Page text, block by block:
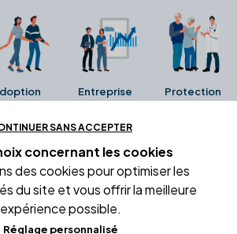
Entreprise Protection
directement de la fiche Google
notarial. Ils n'ont ni été collectés ni
vérifiés par Alexia.fr.
SANS ACCEPTER
concernant les cookies
des cookies pour optimiser les
du site et vous offrir la meilleure
expérience possible.
Réglage personnalisé